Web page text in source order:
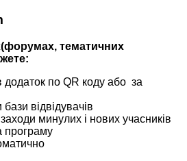
тематичних
додаток по QR коду або за
відвідувачів
минулих і нових учасників
програму